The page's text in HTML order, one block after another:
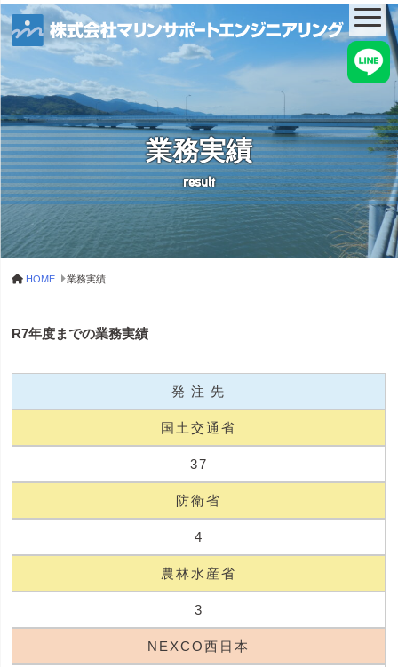
業務実績
result
HOME 業務実績
R7年度までの業務実績
発 注 先
国土交通省
37
防衛省
4
農林水産省
3
NEXCO西日本